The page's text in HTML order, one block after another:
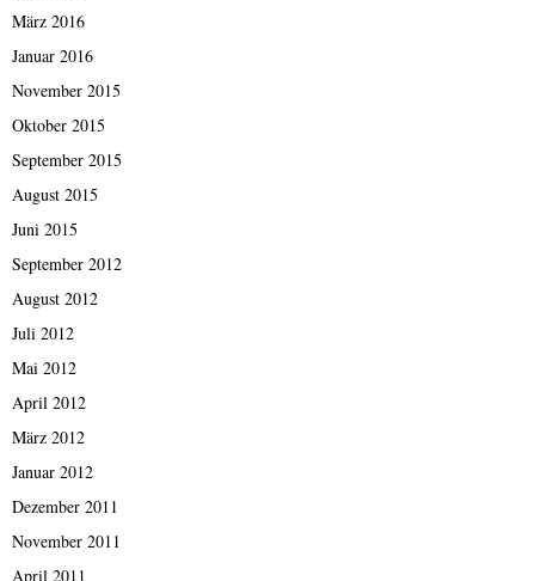
März 2016
Januar 2016
November 2015
Oktober 2015
September 2015
August 2015
Juni 2015
September 2012
August 2012
Juli 2012
Mai 2012
April 2012
März 2012
Januar 2012
Dezember 2011
November 2011
April 2011